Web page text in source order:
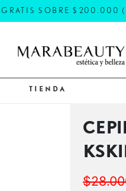
GRATIS SOBRE
TIENDA